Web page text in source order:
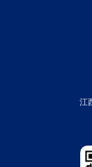
江